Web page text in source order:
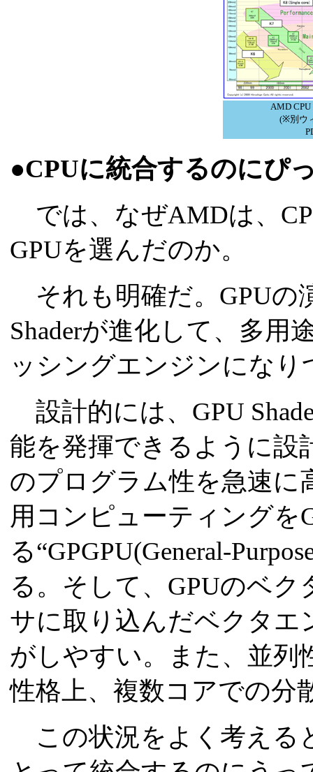
AMD CPU
(※別ウ
●CPUに統合するのにぴ
では、なぜAMDは、
GPUを選んだのか。
それも明確だ。GPUの
Shaderが進化して、多用
ッシングエンジンにな
設計的には、GPU
能を発揮できるように設
のプログラム性を急速に
用コンピューティングを
る“GPGPU(General-
る。そして、GPUのベ
サに取り込んだベクタエ
がしやすい。また、並列
性格上、複数コアでの分
この状況をよく考える